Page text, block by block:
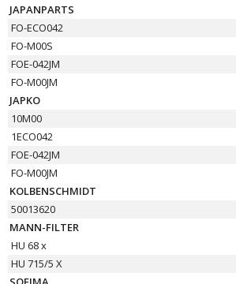
JAPANPARTS
FO-ECO042
FO-M00S
FOE-042JM
FO-M00JM
JAPKO
10M00
1ECO042
FOE-042JM
FO-M00JM
KOLBENSCHMIDT
50013620
MANN-FILTER
HU 68 x
HU 715/5 X